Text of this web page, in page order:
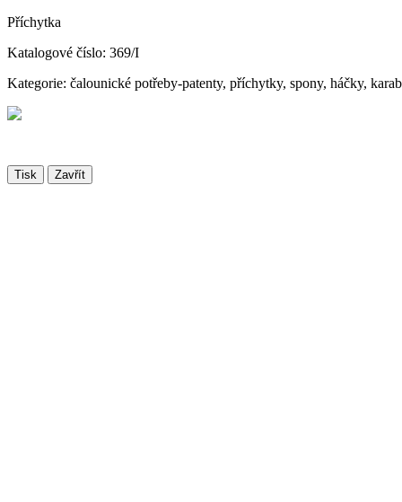
Příchytka
Katalogové číslo: 369/I
Kategorie: čalounické potřeby-patenty, příchytky, spony, háčky,